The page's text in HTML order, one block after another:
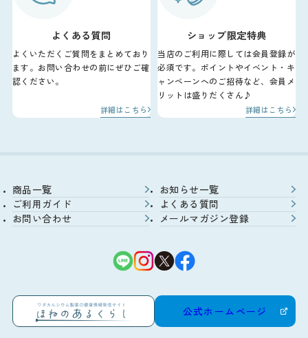
よくある質問
よくいただくご質問をまとめており
ます。お問い合わせの前にぜひご確
認ください。
詳細はこちら
ショップ限定特典
当店のご利用に際しては会員登録が
必須です。ポイントやイベント・キ
ャンペーンへのご招待など、会員メ
リットは盛りだくさん♪
詳細はこちら
商品一覧
お知らせ一覧
ご利用ガイド
よくある質問
お問い合わせ
メールマガジン登録
公式ホームページ